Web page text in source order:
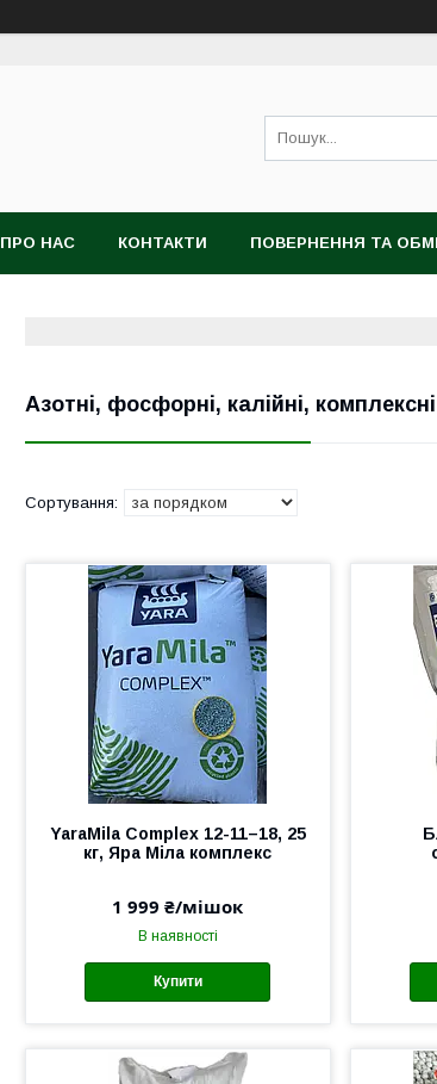
ПРО НАС КОНТАКТИ ПОВЕРНЕННЯ ТА
Азотні, фосфорні, калійні,
YaraMila Complex 12-11–18, 25
кг, Яра Міла комплекс
1 999 ₴/мішок
В наявності
Купити